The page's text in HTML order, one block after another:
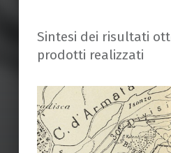
Sintesi dei risultati
prodotti realizzati